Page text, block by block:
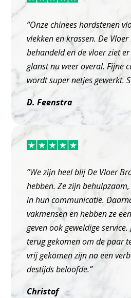
“Onze chinees hardstenen
vlekken en krassen. De
behandeld en de vloer ziet
glanst nu weer overal. Fijne
wordt super netjes gewerkt.
D. Feenstra
“We zijn heel blij De Vloer
hebben. Ze zijn
in hun communicatie.
vakmensen en hebben ze
geven ook geweldige
terug gekomen om de paar
vrij gekomen zijn na een
destijds beloofde.”
Christof